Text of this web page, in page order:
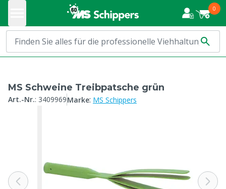
0
MS Schweine Treibpatsche grün
Art.-Nr.: 3409969Marke: MS Schippers